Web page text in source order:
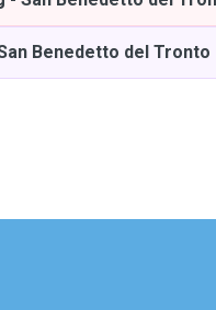
Benedetto del Tronto